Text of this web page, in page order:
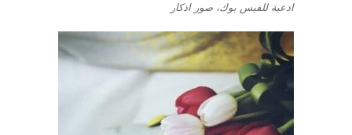
ادعية للفيس بوك، صور اذكار